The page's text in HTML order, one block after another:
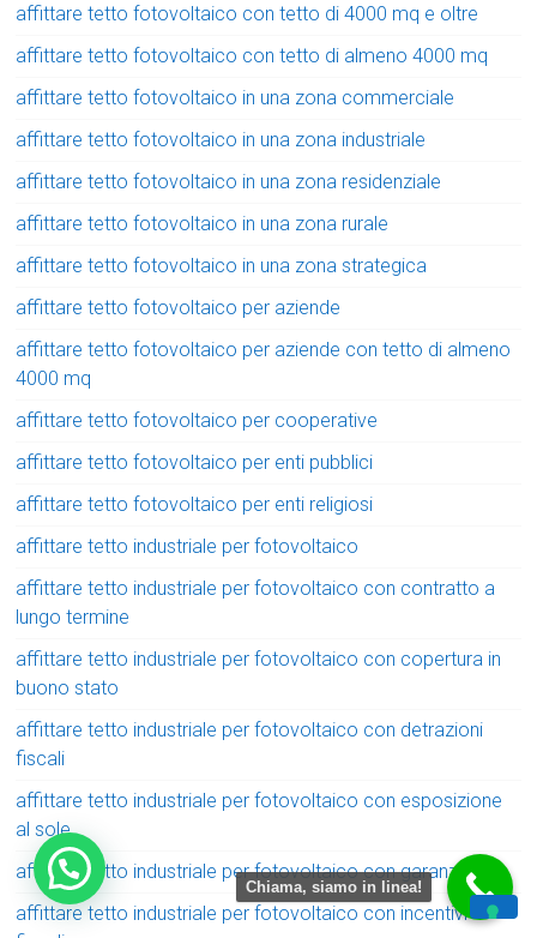
affittare tetto fotovoltaico con tetto di 4000 mq e oltre
affittare tetto fotovoltaico con tetto di almeno 4000 mq
affittare tetto fotovoltaico in una zona commerciale
affittare tetto fotovoltaico in una zona industriale
affittare tetto fotovoltaico in una zona residenziale
affittare tetto fotovoltaico in una zona rurale
affittare tetto fotovoltaico in una zona strategica
affittare tetto fotovoltaico per aziende
affittare tetto fotovoltaico per aziende con tetto di almeno
4000 mq
affittare tetto fotovoltaico per cooperative
affittare tetto fotovoltaico per enti pubblici
affittare tetto fotovoltaico per enti religiosi
affittare tetto industriale per fotovoltaico
affittare tetto industriale per fotovoltaico con contratto a
lungo termine
affittare tetto industriale per fotovoltaico con copertura in
buono stato
affittare tetto industriale per fotovoltaico con detrazioni
fiscali
affittare tetto industriale per fotovoltaico con esposizione
al sole
affittare tetto industriale per fotovoltaico con garanzia
affittare tetto industriale per fotovoltaico con incentivi
Chiama, siamo in linea!